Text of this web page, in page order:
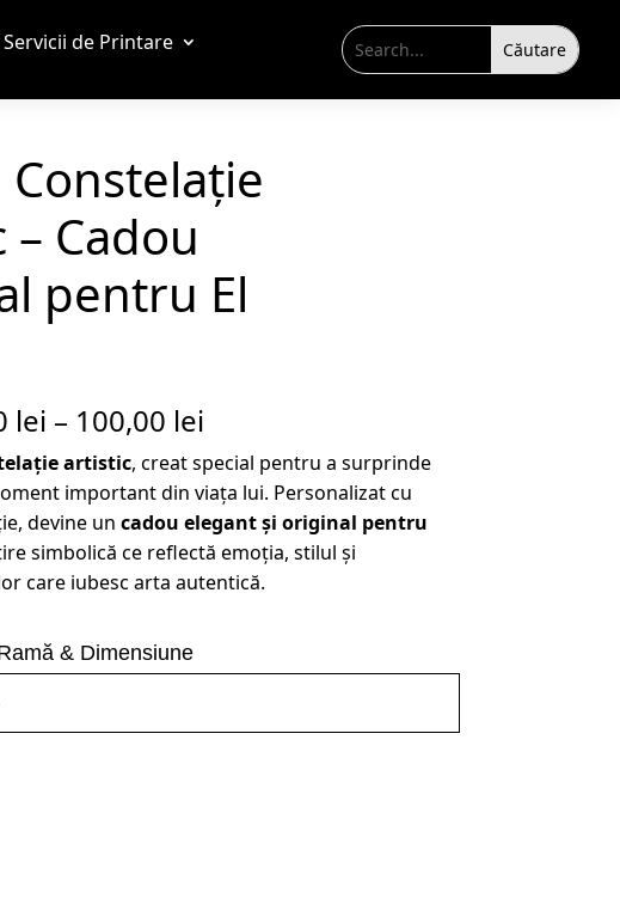
Servicii de Printare
Constelație
Cadou
pentru El
lei – 100,00 lei
artistic, creat special pentru a surprinde
important din viața lui. Personalizat cu
devine un cadou elegant și original pentru
simbolică ce reflectă emoția, stilul și
care iubesc arta autentică.
& Dimensiune